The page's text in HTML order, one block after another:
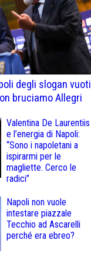
degli slogan vuoti
bruciamo Allegri
Valentina De Laurentiis
e l’energia di Napoli:
“Sono i napoletani a
ispirarmi per le
magliette. Cerco le
radici”
Napoli non vuole
intestare piazzale
Tecchio ad Ascarelli
perché era ebreo?